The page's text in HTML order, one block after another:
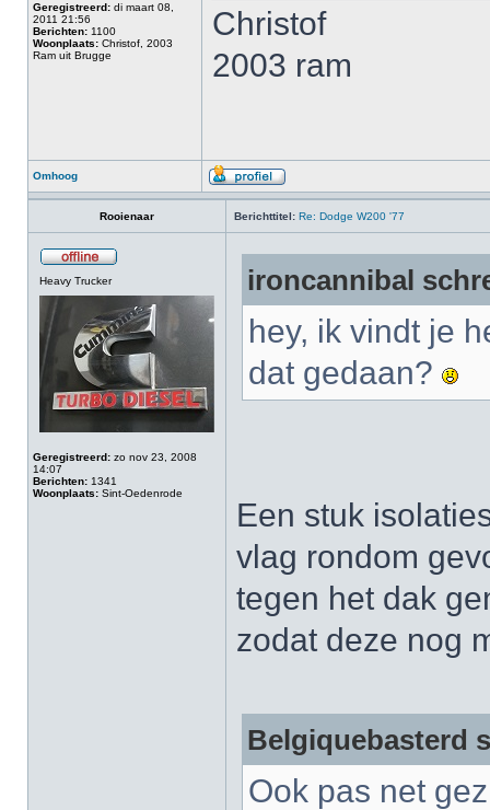
Geregistreerd: di maart 08,
2011 21:56
Berichten: 1100
Woonplaats: Christof, 2003
Ram uit Brugge
Christof
2003 ram
Omhoog
Rooienaar Berichttitel: Re: Dodge W200 '77
Heavy Trucker
Geregistreerd: zo nov 23, 2008
14:07
Berichten: 1341
Woonplaats: Sint-Oedenrode
ironcannibal
hey, ik vindt je
dat gedaan?
Een stuk
vlag rondom
tegen het dak
zodat deze nog
Belgiquebasterd
Ook pas net